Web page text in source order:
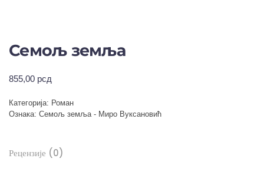
Семољ земља
855,00 рсд
Категорија: Роман
Ознака: Семољ земља - Миро Вуксановић
Рецензије (0)